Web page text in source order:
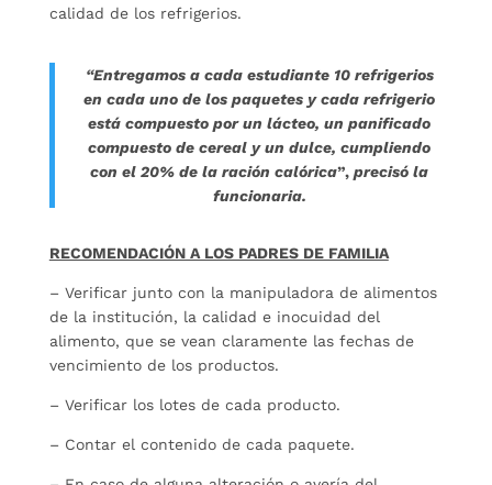
calidad de los refrigerios.
“Entregamos a cada estudiante 10 refrigerios
en cada uno de los paquetes y cada refrigerio
está compuesto por un lácteo, un panificado
compuesto de cereal y un dulce, cumpliendo
con el 20% de la ración calórica”,precisó la
funcionaria.
RECOMENDACIÓN A LOS PADRES DE FAMILIA
– Verificar junto con la manipuladora de alimentos
de la institución, la calidad e inocuidad del
alimento, que se vean claramente las fechas de
vencimiento de los productos.
– Verificar los lotes de cada producto.
– Contar el contenido de cada paquete.